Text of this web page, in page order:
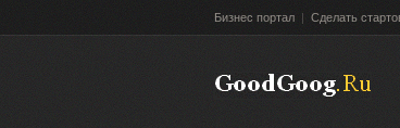
Бизнес портал | Сделать